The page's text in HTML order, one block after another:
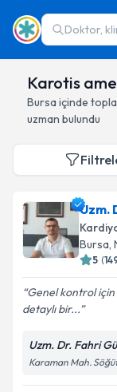
Doktor,
Karotis
Bursa içinde
uzman bulundu
Uzm.
Bursa,
5 (
Genel kontrol
detaylı bir...
Uzm. Dr. Fahri
Karaman Mah.